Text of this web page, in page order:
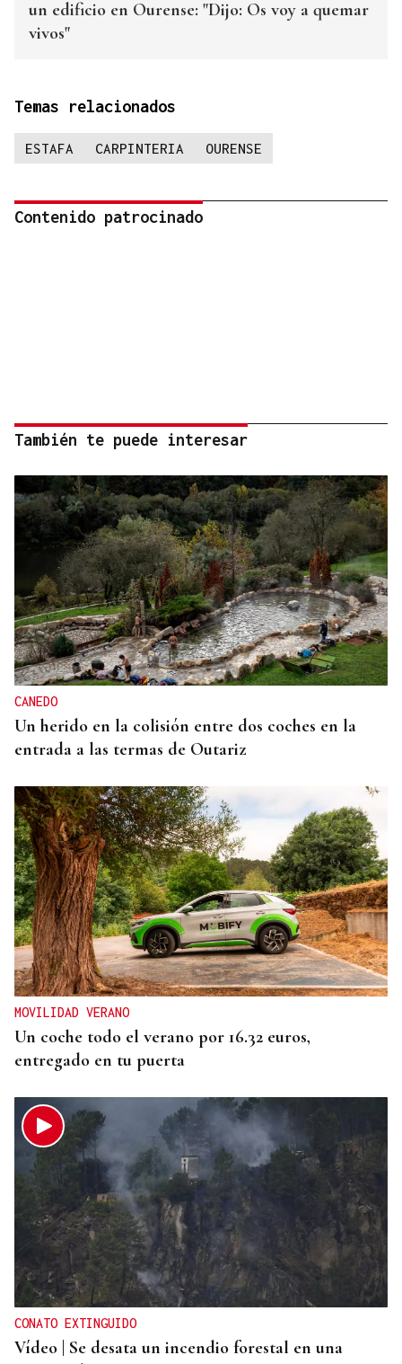
un edificio en Ourense: "Dijo: Os voy a quemar
vivos"
Temas relacionados
ESTAFA CARPINTERIA OURENSE
Contenido patrocinado
También te puede interesar
CANEDO
Un herido en la colisión entre dos coches en la
entrada a las termas de Outariz
MOVILIDAD VERANO
Un coche todo el verano por 16.32 euros,
entregado en tu puerta
CONATO EXTINGUIDO
Vídeo | Se desata un incendio forestal en una